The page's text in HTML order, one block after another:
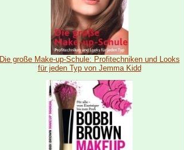
Die große Make-up-Schule: Profitechniken und Looks
für jeden Typ von Jemma Kidd